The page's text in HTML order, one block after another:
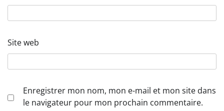
Site web
Enregistrer mon nom, mon e-mail et mon site dans
le navigateur pour mon prochain commentaire.